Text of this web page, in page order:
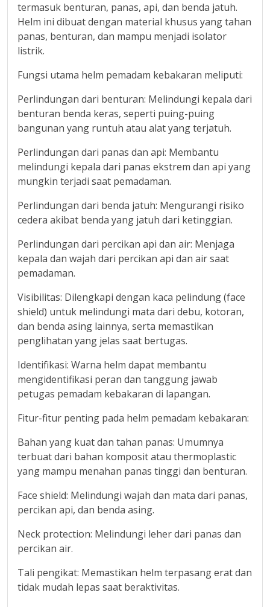
termasuk benturan, panas, api, dan benda jatuh.
Helm ini dibuat dengan material khusus yang tahan
panas, benturan, dan mampu menjadi isolator
listrik.
Fungsi utama helm pemadam kebakaran meliputi:
Perlindungan dari benturan: Melindungi kepala dari
benturan benda keras, seperti puing-puing
bangunan yang runtuh atau alat yang terjatuh.
Perlindungan dari panas dan api: Membantu
melindungi kepala dari panas ekstrem dan api yang
mungkin terjadi saat pemadaman.
Perlindungan dari benda jatuh: Mengurangi risiko
cedera akibat benda yang jatuh dari ketinggian.
Perlindungan dari percikan api dan air: Menjaga
kepala dan wajah dari percikan api dan air saat
pemadaman.
Visibilitas: Dilengkapi dengan kaca pelindung (face
shield) untuk melindungi mata dari debu, kotoran,
dan benda asing lainnya, serta memastikan
penglihatan yang jelas saat bertugas.
Identifikasi: Warna helm dapat membantu
mengidentifikasi peran dan tanggung jawab
petugas pemadam kebakaran di lapangan.
Fitur-fitur penting pada helm pemadam kebakaran:
Bahan yang kuat dan tahan panas: Umumnya
terbuat dari bahan komposit atau thermoplastic
yang mampu menahan panas tinggi dan benturan.
Face shield: Melindungi wajah dan mata dari panas,
percikan api, dan benda asing.
Neck protection: Melindungi leher dari panas dan
percikan air.
Tali pengikat: Memastikan helm terpasang erat dan
tidak mudah lepas saat beraktivitas.